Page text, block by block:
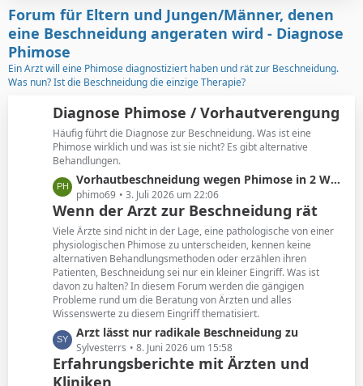
ä
g
e
t
e
B
e
i
t
r
ä
g
e
Forum für Eltern und Jungen/Männer, denen
eine Beschneidung angeraten wird - Diagnose
Phimose
Ein Arzt will eine Phimose diagnostiziert haben und rät zur Beschneidung.
Was nun? Ist die Beschneidung die einzige Therapie?
Diagnose Phimose / Vorhautverengung
Häufig führt die Diagnose zur Beschneidung. Was ist eine
Phimose wirklich und was ist sie nicht? Es gibt alternative
Behandlungen.
L
e
t
z
t
e
B
e
i
r
ä
g
Vorhautbeschneidung wegen Phimose in 2 Wochen
phimo69 3. Juli 2026 um 22:06
Wenn der Arzt zur Beschneidung rät
Viele Ärzte sind nicht in der Lage, eine pathologische von einer
physiologischen Phimose zu unterscheiden, kennen keine
alternativen Behandlungsmethoden oder erzählen ihren
Patienten, Beschneidung sei nur ein kleiner Eingriff. Was ist
davon zu halten? In diesem Forum werden die gängigen
Probleme rund um die Beratung von Ärzten und alles
Wissenswerte zu diesem Eingriff thematisiert.
L
e
t
z
Arzt lässt nur radikale Beschneidung zu
Sylvesterrs 8. Juni 2026 um 15:58
Erfahrungsberichte mit Ärzten und
Kliniken